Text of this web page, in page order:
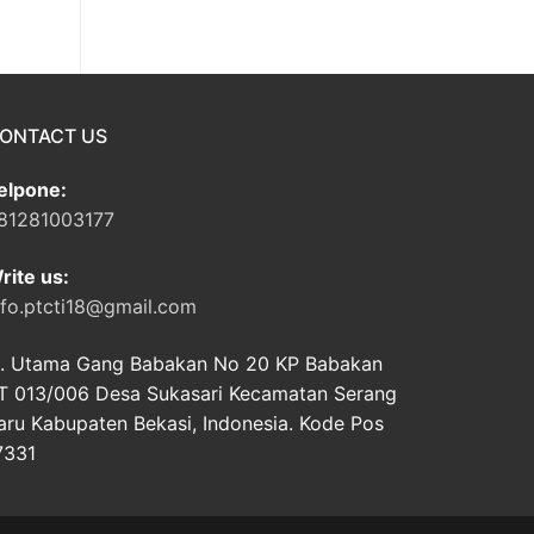
US
us:
Utama Gang Babakan No 20 KP Babakan
013/006 Desa Sukasari Kecamatan Serang
Kabupaten Bekasi, Indonesia. Kode Pos